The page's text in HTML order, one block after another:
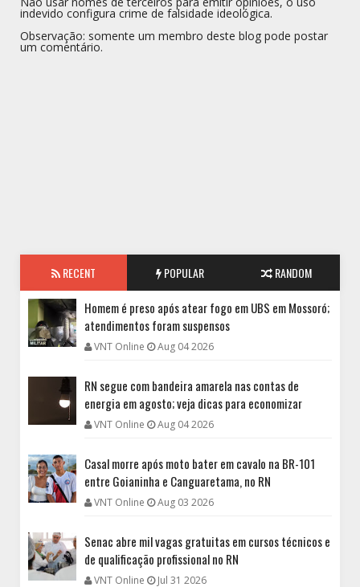
indevido configura crime de falsidade ideológica.
Observação: somente um membro deste blog pode postar
um comentário.
RECENT POPULAR RANDOM
Homem é preso após atear fogo em UBS em Mossoró;
atendimentos foram suspensos
VNT Online Aug 04 2026
RN segue com bandeira amarela nas contas de
energia em agosto; veja dicas para economizar
VNT Online Aug 04 2026
Casal morre após moto bater em cavalo na BR-101
entre Goianinha e Canguaretama, no RN
VNT Online Aug 03 2026
Senac abre mil vagas gratuitas em cursos técnicos e
de qualificação profissional no RN
VNT Online Jul 31 2026